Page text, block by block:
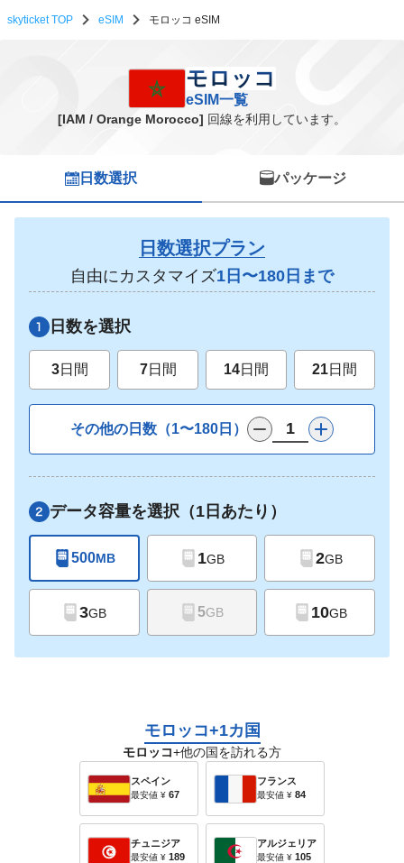
skyticket TOP eSIM モロッコ eSIM
モロッコ eSIM一覧 モロッコ
eSIM一覧
[IAM / Orange Morocco] 回線を利用しています。
日数選択 パッケージ
日数選択プラン
自由にカスタマイズ1日〜180日まで
日数を選択
3日間 7日間 14日間 21日間
その他の日数（1〜180日）
データ容量を選択（1日あたり）
500MB 1GB 2GB
3GB 5GB 10GB
モロッコ+1カ国
モロッコ+他の国を訪れる方
スペイン
最安値 ¥ 67
フランス
最安値 ¥ 84
チュニジア
最安値 ¥ 189
アルジェリア
最安値 ¥ 105